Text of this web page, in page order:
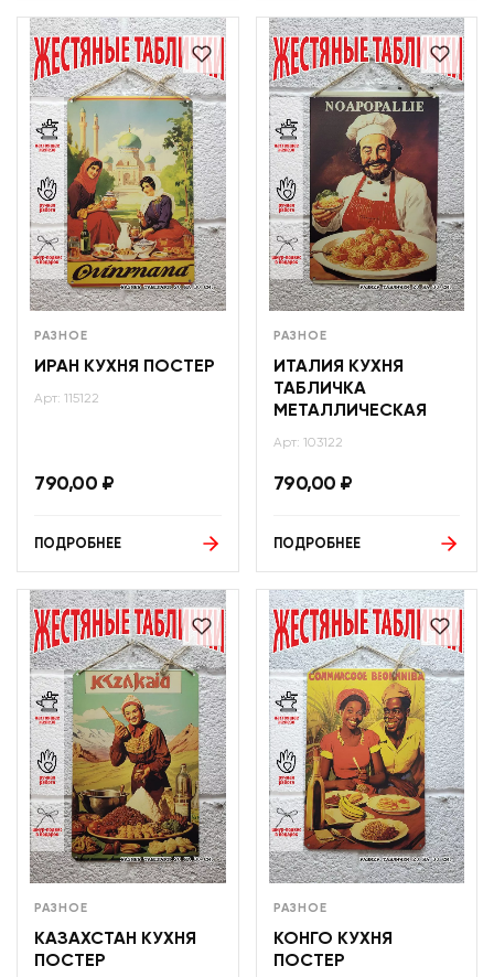
РАЗНОЕ
ИРАН КУХНЯ ПОСТЕР
Арт: 115122
790,00 ₽
ПОДРОБНЕЕ
РАЗНОЕ
ИТАЛИЯ КУХНЯ
ТАБЛИЧКА
МЕТАЛЛИЧЕСКАЯ
Арт: 103122
790,00 ₽
ПОДРОБНЕЕ
РАЗНОЕ
КАЗАХСТАН КУХНЯ
ПОСТЕР
РАЗНОЕ
КОНГО КУХНЯ
ПОСТЕР